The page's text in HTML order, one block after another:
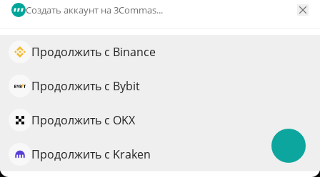
Создать аккаунт на 3Commas...
Продолжить с Binance
Продолжить с Bybit
Продолжить с OKX
Продолжить с Kraken
Propbase
PROPS
0,00331766
Увеличьте рост портфеля с помощью ИИ
QuantPilot — платформа полного цикла, где
ваши стратегии и проводят рыночные исследования
Попробовать бесплатно